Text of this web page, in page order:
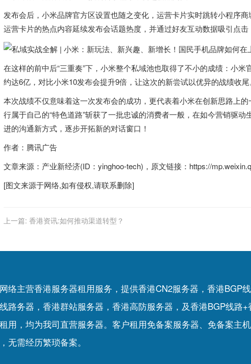
发布会后，小米品牌官方区设置也随之变化，运营卡片实时跳转小程序
运营卡片的热点内容延续发布会话题热度，并通过好友互动数据吸引点击
在这样的前中后“三重奏”下，小米整个私域池也取得了不小的成绩：小
约达6亿，对比小米10发布会提升9倍，让这次的新尝试以优异的战绩收尾
本次战绩不仅意味着这一次发布会的成功，更代表着小米在创新思路上
行属于自己的“特色道路”斩获了一批忠诚的消费者一般，在如今营销驱
进的沟通新方式，逐步开拓新的对话窗口！
作者：腾讯广告
文章来源：产业新经济(ID：yinghoo-tech)，原文链接：https://
[图文来源于网络,如有侵权,请联系删除]
上一篇: 香港资讯:如何推动渠道转型？
络主营香港服务器租用服务，提供香港CN2服务器，香港BGP
路务器，香港群站服务器，香港高防服务器，及香港BGP线路
用，均为我司直营服务器。客户租用免备案服务器、 免备案主机
无需经历繁琐备案。